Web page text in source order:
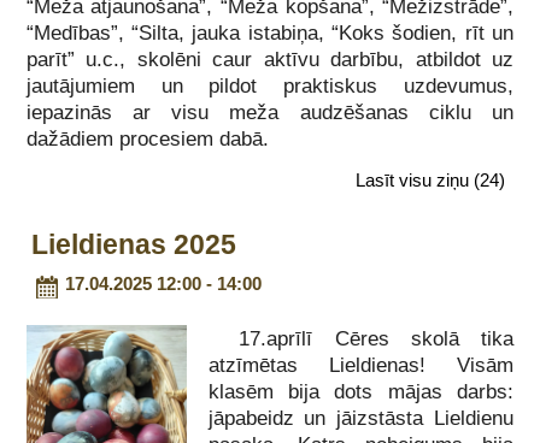
“Meža atjaunošana”, “Meža kopšana”, “Mežizstrāde”,
“Medības”, “Silta, jauka istabiņa, “Koks šodien, rīt un
parīt” u.c., skolēni caur aktīvu darbību, atbildot uz
jautājumiem un pildot praktiskus uzdevumus,
iepazinās ar visu meža audzēšanas ciklu un
dažādiem procesiem dabā.
Lasīt visu ziņu (24)
Lieldienas 2025
17.04.2025 12:00 - 14:00
17.aprīlī Cēres skolā tika
atzīmētas Lieldienas! Visām
klasēm bija dots mājas darbs:
jāpabeidz un jāizstāsta Lieldienu